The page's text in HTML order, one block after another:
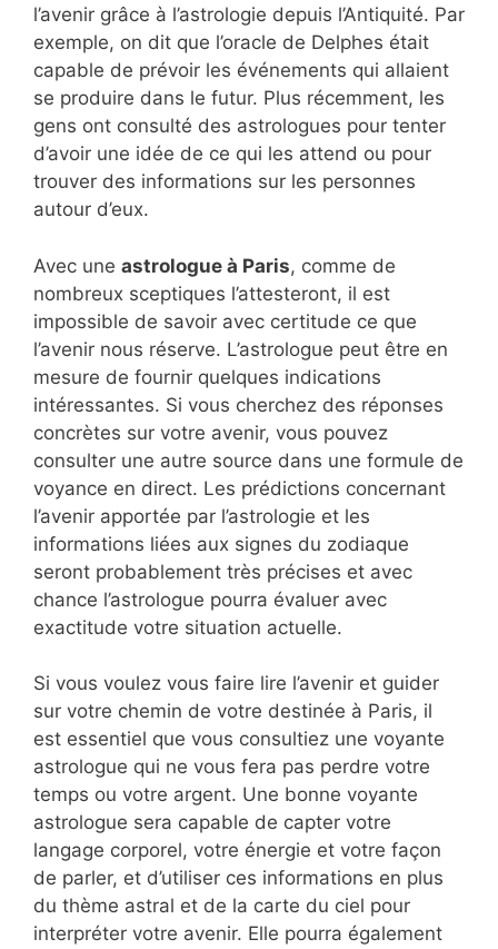
l’avenir grâce à l’astrologie depuis l’Antiquité. Par
exemple, on dit que l’oracle de Delphes était
capable de prévoir les événements qui allaient
se produire dans le futur. Plus récemment, les
gens ont consulté des astrologues pour tenter
d’avoir une idée de ce qui les attend ou pour
trouver des informations sur les personnes
autour d’eux.
Avec une astrologue à Paris, comme de
nombreux sceptiques l’attesteront, il est
impossible de savoir avec certitude ce que
l’avenir nous réserve. L’astrologue peut être en
mesure de fournir quelques indications
intéressantes. Si vous cherchez des réponses
concrètes sur votre avenir, vous pouvez
consulter une autre source dans une formule de
voyance en direct. Les prédictions concernant
l’avenir apportée par l’astrologie et les
informations liées aux signes du zodiaque
seront probablement très précises et avec
chance l’astrologue pourra évaluer avec
exactitude votre situation actuelle.
Si vous voulez vous faire lire l’avenir et guider
sur votre chemin de votre destinée à Paris, il
est essentiel que vous consultiez une voyante
astrologue qui ne vous fera pas perdre votre
temps ou votre argent. Une bonne voyante
astrologue sera capable de capter votre
langage corporel, votre énergie et votre façon
de parler, et d’utiliser ces informations en plus
du thème astral et de la carte du ciel pour
interpréter votre avenir. Elle pourra également